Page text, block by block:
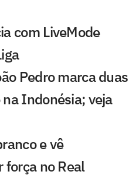
com LiveMode
Pedro marca duas
Indonésia; veja
e vê
força no Real